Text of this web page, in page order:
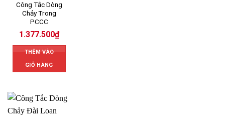
Công Tắc Dòng
Chảy Trong
PCCC
1.377.500₫
THÊM VÀO
GIỎ HÀNG